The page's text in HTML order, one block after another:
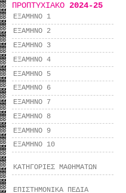
ΠΡΟΠΤΥΧΙΑΚΟ 2024-25
ΕΞΑΜΗΝΟ 1
ΕΞΑΜΗΝΟ 2
ΕΞΑΜΗΝΟ 3
ΕΞΑΜΗΝΟ 4
ΕΞΑΜΗΝΟ 5
ΕΞΑΜΗΝΟ 6
ΕΞΑΜΗΝΟ 7
ΕΞΑΜΗΝΟ 8
ΕΞΑΜΗΝΟ 9
ΕΞΑΜΗΝΟ 10
ΚΑΤΗΓΟΡΙΕΣ ΜΑΘΗΜΑΤΩΝ
ΕΠΙΣΤΗΜΟΝΙΚΑ ΠΕΔΙΑ